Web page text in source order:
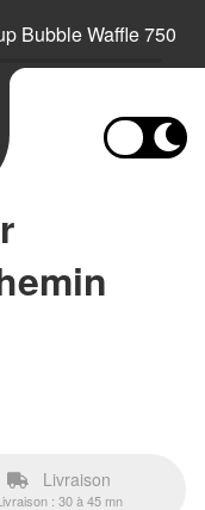
Bubble Waffle 750 ml
Livraison
: 30 à 45 mn